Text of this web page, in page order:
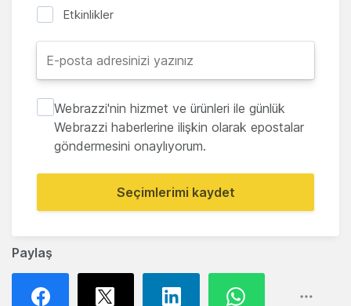
Paylaş
Etkinlikler
Webrazzi'nin hizmet ve ürünleri ile günlük
Webrazzi haberlerine ilişkin olarak epostalar
göndermesini onaylıyorum.
Seçimlerimi kaydet